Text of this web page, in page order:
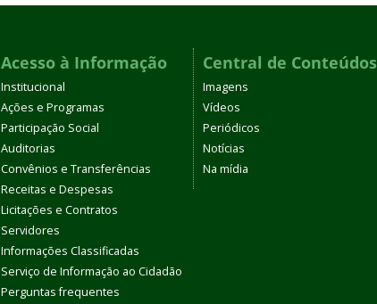
Acesso à Informação
Institucional
Ações e Programas
Participação Social
Auditorias
Convênios e Transferências
Receitas e Despesas
Licitações e Contratos
Servidores
Informações Classificadas
Serviço de Informação ao Cidadão
Perguntas frequentes
Central de Conteúdos
Imagens
Vídeos
Periódicos
Notícias
Na mídia